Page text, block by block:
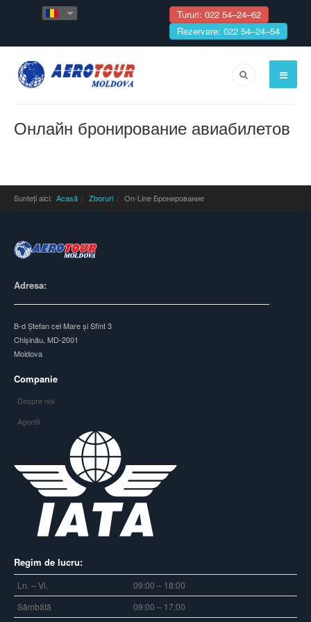
Tururi: 022 54–24–62
Rezervare: 022 54–24–54
Онлайн бронирование авиабилетов
Sunteți aici: Acasă Zboruri On-Line Бронирование
Adresa:
B-d Ștefan cel Mare și Sfînt 3
Chișinău, MD-2001
Moldova
Companie
Despre noi
Agentii
Regim de lucru:
Ln. – Vi.
09:00 – 18:00
Sâmbătă
09:00 – 17:00